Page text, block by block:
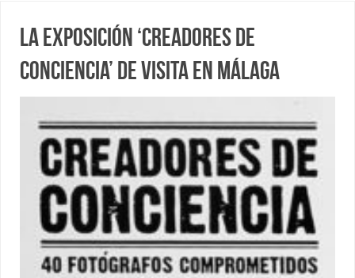
La exposición ‘Creadores de
conciencia’ de visita en Málaga